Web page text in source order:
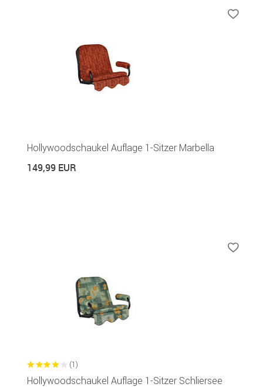
Hollywoodschaukel Auflage 1-Sitzer Marbella
149,99 EUR
(1)
Hollywoodschaukel Auflage 1-Sitzer Schliersee